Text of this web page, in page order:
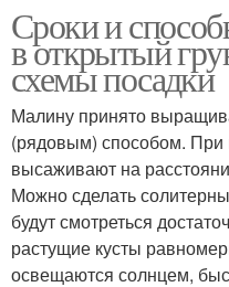
Правильная посадка
Сроки и
в открытый
схемы посадки
Малину принято
(рядовым) способом. При
высаживают на
Можно сделать
будут смотреться
растущие кусты
освещаются солнцем,